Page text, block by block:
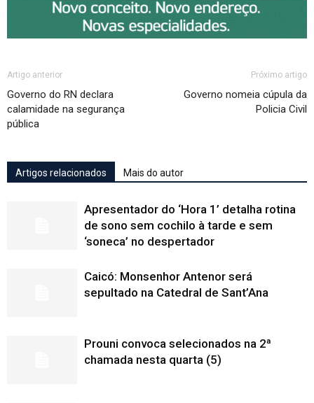
Artigo anterior
Governo do RN declara
calamidade na segurança
pública
Próximo artigo
Governo nomeia cúpula da
Policia Civil
Artigos relacionados Mais do autor
Apresentador do ‘Hora 1’ detalha rotina
de sono sem cochilo à tarde e sem
‘soneca’ no despertador
Caicó: Monsenhor Antenor será
sepultado na Catedral de Sant’Ana
Prouni convoca selecionados na 2ª
chamada nesta quarta (5)